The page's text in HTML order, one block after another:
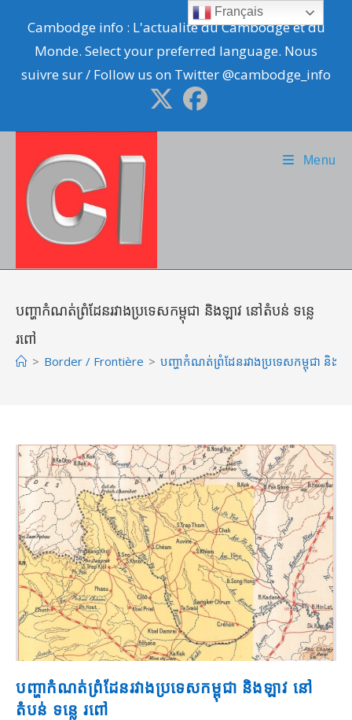
content
Cambodge info : L'actualité du Cambodge et du
Monde. Select your preferred language. Nous
suivre sur / Follow us on Twitter @cambodge_info
Menu
បញ្ហាកំណត់ព្រំដែនរវាងប្រទេសកម្ពុជា និងឡាវ នៅតំបន់ ទន្លេ
រពៅ
> Border / Frontière > បញ្ហាកំណត់ព្រំដែនរវាងប្រទេសកម្ពុជា និងឡ
បញ្ហាកំណត់ព្រំដែនរវាងប្រទេសកម្ពុជា និងឡាវ នៅ
តំបន់ ទន្លេ រពៅ
Français